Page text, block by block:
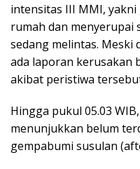
intensitas III MMI,
rumah dan menyerupai
sedang melintas. Meski
ada laporan kerusakan
akibat peristiwa
Hingga pukul 05.03
menunjukkan belum
gempabumi susulan